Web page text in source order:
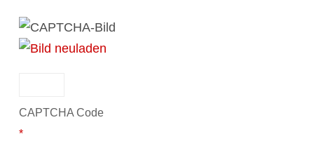
CAPTCHA Code
*